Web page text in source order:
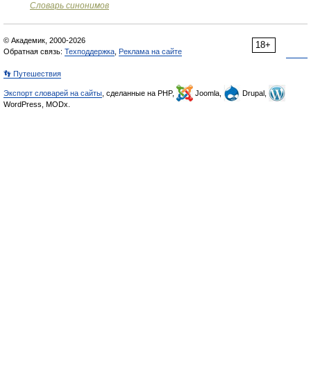
Словарь синонимов
18+
© Академик, 2000-2026
Обратная связь: Техподдержка Реклама на сайте
👣 Путешествия
Экспорт словарей на сайты , сделанные на PHP, Joomla,
Drupal,
WordPress, MODx.